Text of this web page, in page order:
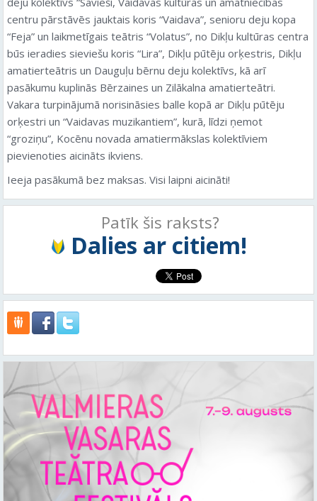
centru pārstāvēs jauktais koris “Vaidava”, senioru deju kopa
“Feja” un laikmetīgais teātris “Volatus”, no Dikļu kultūras centra
būs ieradies sieviešu koris “Lira”, Dikļu pūtēju orķestris, Dikļu
amatierteātris un Dauguļu bērnu deju kolektīvs, kā arī
pasākumu kuplinās Bērzaines un Zilākalna amatierteātri.
Vakara turpinājumā norisināsies balle kopā ar Dikļu pūtēju
orķestri un “Vaidavas muzikantiem”, kurā, līdzi ņemot
“groziņu”, Kocēnu novada amatiermākslas kolektīviem
pievienoties aicināts ikviens.
Ieeja pasākumā bez maksas. Visi laipni aicināti!
Patīk šis raksts?
Dalies ar citiem!